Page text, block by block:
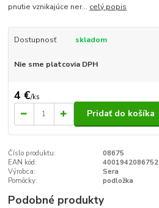
pnutie vznikajúce ner... celý popis
Dostupnosť skladom
Nie sme platcovia DPH
4 €/ks
Pridať do košíka
Číslo produktu:
08675
EAN kód:
4001942086752
Výrobca:
Sera
Pomôcky:
podložka
Podobné produkty